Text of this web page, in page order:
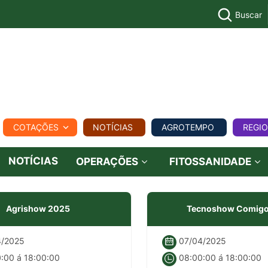
REGIONAL COMERCIAL AGROVIAGENS
Buscar
COTAÇÕES NOTÍCIAS AGROTEMPO
NOTÍCIAS OPERAÇÕES FITOSSANIDADE
Agrishow 2025
2025
á 18:00:00
Tecnoshow
07/04/2025
08:00:00 á 18:00:00